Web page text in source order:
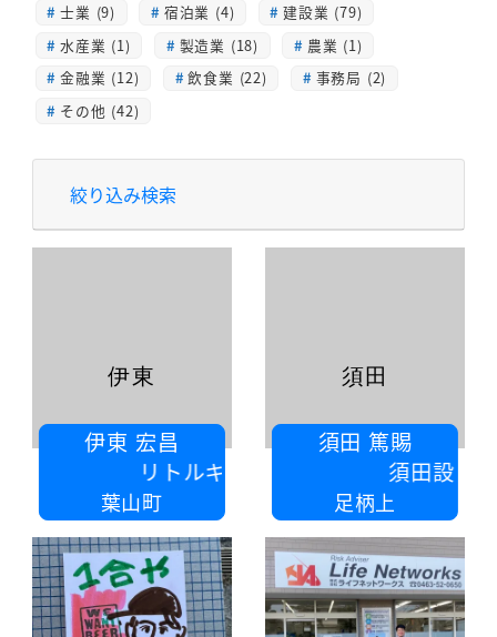
士業 (9)
宿泊業 (4)
建設業 (79)
水産業 (1)
製造業 (18)
農業 (1)
金融業 (12)
飲食業 (22)
事務局 (2)
その他 (42)
絞り込み検索
伊東 宏昌
リトルキッチン
葉山町
伊東
須田 篤賜
須田設備
足柄上
須田